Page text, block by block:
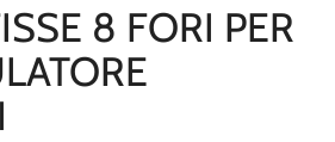
8 FORI PER